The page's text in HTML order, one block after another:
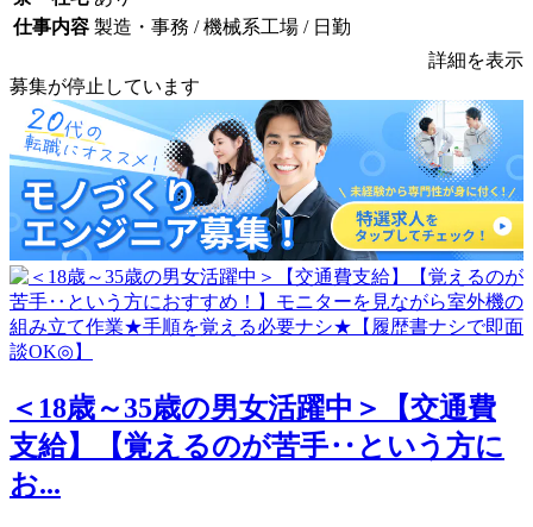
仕事内容 製造・事務 / 機械系工場 / 日勤
詳細を表示
募集が停止しています
＜18歳～35歳の男女活躍中＞【交通費
支給】【覚えるのが苦手‥という方に
お...